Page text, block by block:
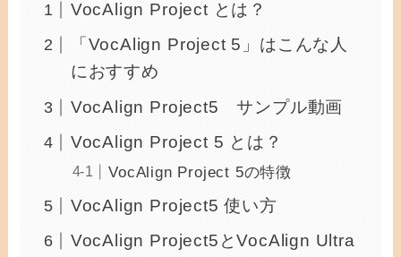
VocAlign Project とは？
「VocAlign Project 5」はこんな人
におすすめ
VocAlign Project5 サンプル動画
VocAlign Project 5 とは？
VocAlign Project 5の特徴
VocAlign Project5 使い方
VocAlign Project5とVocAlign Ultra